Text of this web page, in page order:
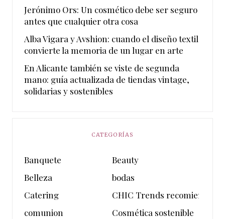
Jerónimo Ors: Un cosmético debe ser seguro
antes que cualquier otra cosa
Alba Vigara y Avshion: cuando el diseño textil
convierte la memoria de un lugar en arte
En Alicante también se viste de segunda
mano: guía actualizada de tiendas vintage,
solidarias y sostenibles
CATEGORÍAS
Banquete
Beauty
Belleza
bodas
Catering
CHIC Trends recomienda
comunion
Cosmética sostenible